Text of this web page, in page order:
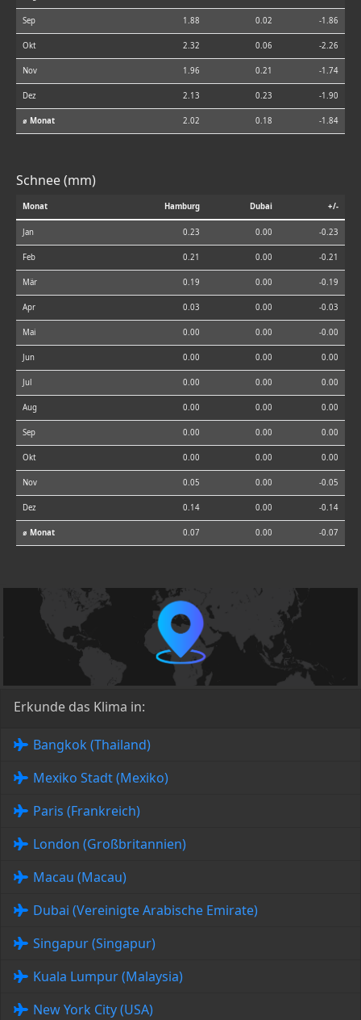
Sep 1.88 0.02 -1.86
Okt 2.32 0.06 -2.26
Nov 1.96 0.21 -1.74
Dez 2.13 0.23 -1.90
⌀ Monat 2.02 0.18 -1.84
Schnee (mm)
Monat Hamburg Dubai +/-
Jan 0.23 0.00 -0.23
Feb 0.21 0.00 -0.21
Mär 0.19 0.00 -0.19
Apr 0.03 0.00 -0.03
Mai 0.00 0.00 -0.00
Jun 0.00 0.00 0.00
Jul 0.00 0.00 0.00
Aug 0.00 0.00 0.00
Sep 0.00 0.00 0.00
Okt 0.00 0.00 0.00
Nov 0.05 0.00 -0.05
Dez 0.14 0.00 -0.14
⌀ Monat 0.07 0.00 -0.07
Erkunde das Klima in:
Bangkok (Thailand)
Mexiko Stadt (Mexiko)
Paris (Frankreich)
London (Großbritannien)
Macau (Macau)
Dubai (Vereinigte Arabische Emirate)
Singapur (Singapur)
Kuala Lumpur (Malaysia)
New York City (USA)